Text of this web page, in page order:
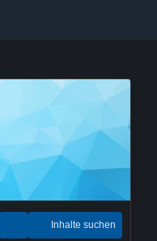
Inhalte suchen